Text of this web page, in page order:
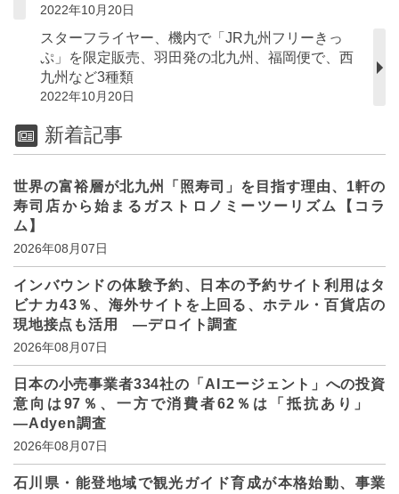
2022年10月20日
スターフライヤー、機内で「JR九州フリーきっ
ぷ」を限定販売、羽田発の北九州、福岡便で、西
九州など3種類
2022年10月20日
新着記事
世界の富裕層が北九州「照寿司」を目指す理由、1軒の
寿司店から始まるガストロノミーツーリズム【コラ
ム】
2026年08月07日
インバウンドの体験予約、日本の予約サイト利用はタ
ビナカ43％、海外サイトを上回る、ホテル・百貨店の
現地接点も活用 ―デロイト調査
2026年08月07日
日本の小売事業者334社の「AIエージェント」への投資
意向は97％、一方で消費者62％は「抵抗あり」
―Adyen調査
2026年08月07日
石川県・能登地域で観光ガイド育成が本格始動、事業